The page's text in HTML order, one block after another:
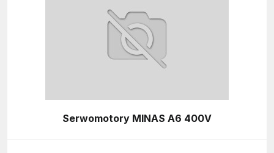
Serwomotory MINAS A6 400V